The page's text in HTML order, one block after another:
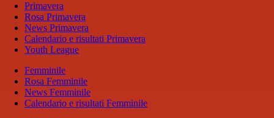
Primavera
Rosa Primavera
News Primavera
Calendario e risultati Primavera
Youth League
Femminile
Rosa Femminile
News Femminile
Calendario e risultati Femminile